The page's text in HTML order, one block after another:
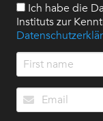
Ich habe die
Instituts zur